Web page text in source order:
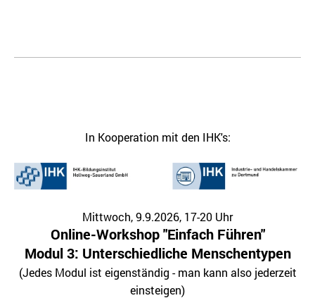
In Kooperation mit den IHK's:
Mittwoch, 9.9.2026, 17-20 Uhr
Online-Workshop "Einfach Führen"
Modul 3: Unterschiedliche Menschentypen
(Jedes Modul ist eigenständig - man kann also jederzeit
einsteigen)